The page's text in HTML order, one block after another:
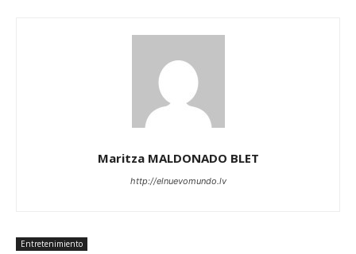
Maritza MALDONADO BLET
http://elnuevomundo.lv
Entretenimiento